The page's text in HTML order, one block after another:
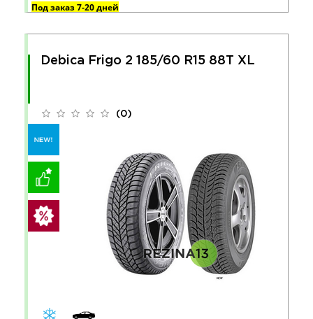
Под заказ 7-20 дней
Debica Frigo 2 185/60 R15 88T XL
(0)